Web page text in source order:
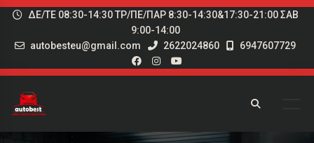
ΔΕ/ΤΕ 08:30-14:30 ΤΡ/ΠΕ/ΠΑΡ 8:30-14:30&17:30-21:00 ΣΑΒ
9:00-14:00
autobesteu@gmail.com
2622024860 6947607729